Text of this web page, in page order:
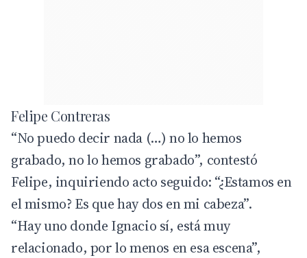
Felipe Contreras
“No puedo decir nada (…) no lo hemos
grabado, no lo hemos grabado”, contestó
Felipe, inquiriendo acto seguido: “¿Estamos en
el mismo? Es que hay dos en mi cabeza”.
“Hay uno donde Ignacio sí, está muy
relacionado, por lo menos en esa escena”,